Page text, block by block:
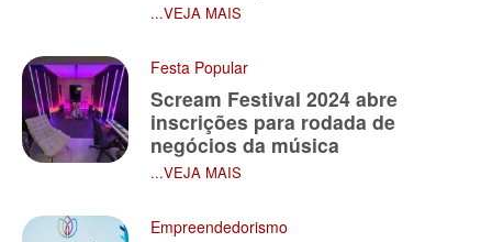
...VEJA MAIS
Festa Popular
Scream Festival 2024 abre
inscrições para rodada de
negócios da música
...VEJA MAIS
Empreendedorismo